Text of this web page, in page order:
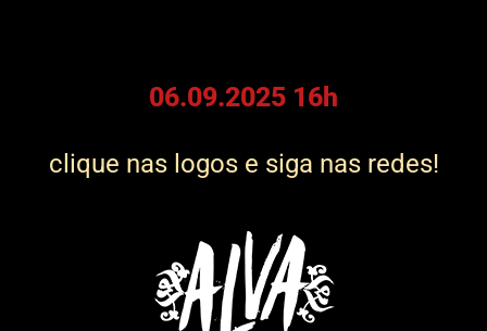
06.09.2025 16h
clique nas logos e siga nas redes!